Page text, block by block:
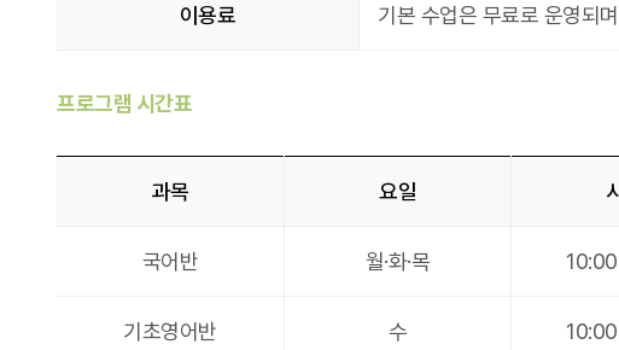
이용료 기본 수업은 무료로 운영되
프로그램 시간표
과목 요일
국어반 월·화·목
기초영어반 수